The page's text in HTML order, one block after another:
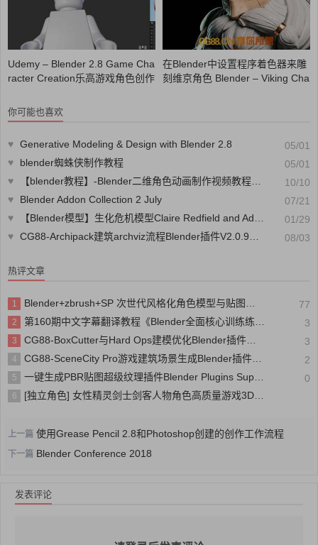
Udemy – Blender 2.8 Game Cha
racter Creation乐高游戏角色创作
在Blender中设置程序着色器来雕
刻维京角色 Blender – Viking Cha
你可能也喜欢
♥ Generative Modeling & Design with Blender 2.8
05/01
♥
blender蜘蛛侠制作教程
05/01
♥
【blender教程】-Blender二维角色动画制作视频教程第三季 3DMOTIVE 2D GAME CHARACTER ANIMATION VO-CG艺术社
10/10
♥
Blender Addon Collection 2 July
07/21
♥
【Blender模型】生化危机模型Claire Redfield and Ada Wong
01/29
♥ CG88-Archipack建筑archviz流程Blender插件V2.0.9版软件插件 08/03
热评文章
1 Blender+zbrush+SP 次世代风格化角色模型与贴图全流程制作 77
2 第160期中文字幕翻译教程《Blender全面核心训练练视频教程》 3
3 CG88-BoxCutter与Hard Ops建模优化Blender插件组件V7.1.2软件插件 3
4 CG88-SceneCity Pro游戏建筑场景生成Blender插件V1.5.0版软件插件 2
5 一键生成PBR贴图超级纹理插件Blender Plugins Super Texture 0
6 [独立角色] 女性精灵剑士剑客人物角色高质量游戏3D模型
上一篇 使用Grease Pencil 2.8和Photoshop创建的创作工作流程
下一篇 Blender Conference 2018
发表评论